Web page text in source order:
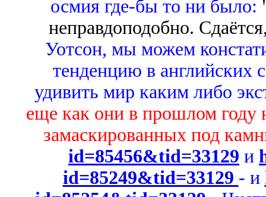
осмия где-бы то ни было:
неправдоподобно.
Уотсон, мы можем
тенденцию в английских
удивить мир каким либо
еще как они в прошлом году
замаскированных под
id=85456&tid=33129 и
id=85249&tid=33129 - и